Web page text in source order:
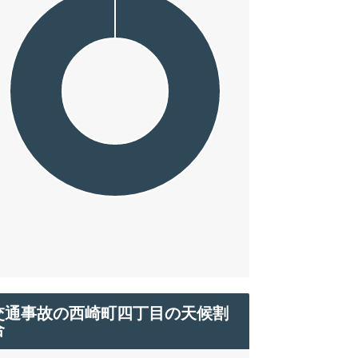
通事故の西崎町四丁目の天候割